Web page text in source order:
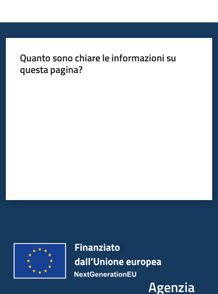
Quanto sono chiare le informazioni su
questa pagina?
Agenzia